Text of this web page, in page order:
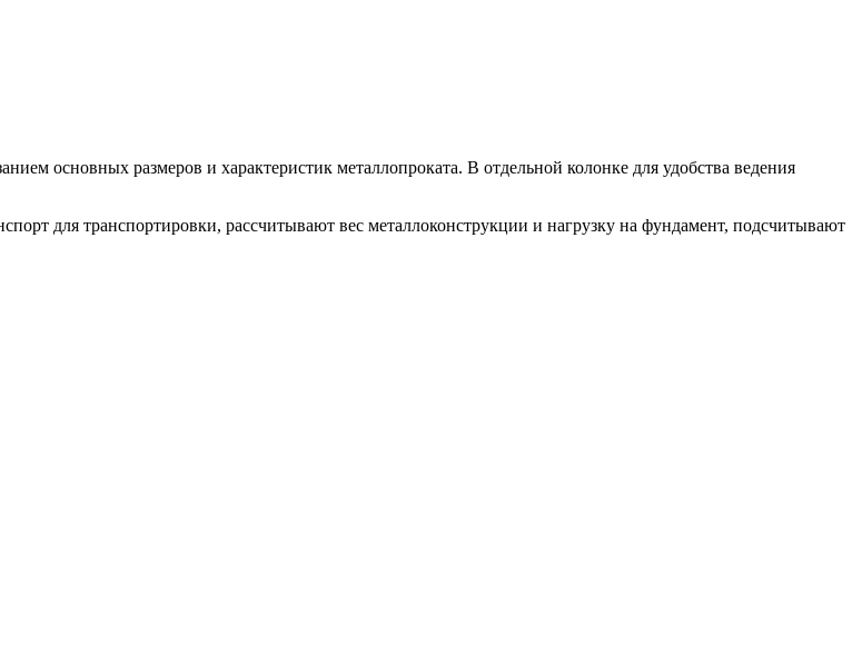
основных размеров и характеристик металлопроката. В отдельной колонке для удобства ведения
для транспортировки, рассчитывают вес металлоконструкции и нагрузку на фундамент, подсчитывают